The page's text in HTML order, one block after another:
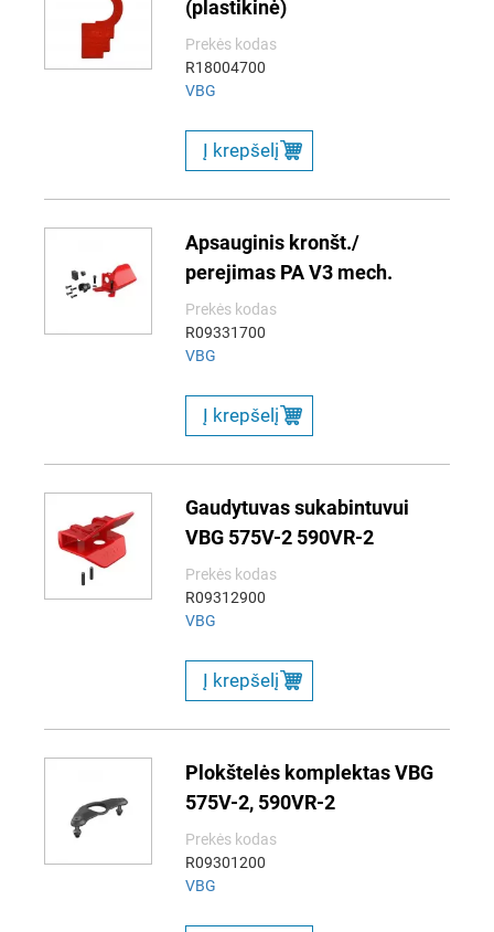
(plastikinė)
Prekės kodas
R18004700
VBG
Į krepšelį
Apsauginis kronšt./
perejimas PA V3 mech.
Prekės kodas
R09331700
VBG
Į krepšelį
Gaudytuvas sukabintuvui
VBG 575V-2 590VR-2
Prekės kodas
R09312900
VBG
Į krepšelį
Plokštelės komplektas VBG
575V-2, 590VR-2
Prekės kodas
R09301200
VBG